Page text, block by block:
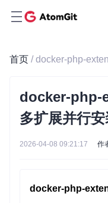
首页
docker-php-
多扩展并行
2026-04-08 09:21:17 作